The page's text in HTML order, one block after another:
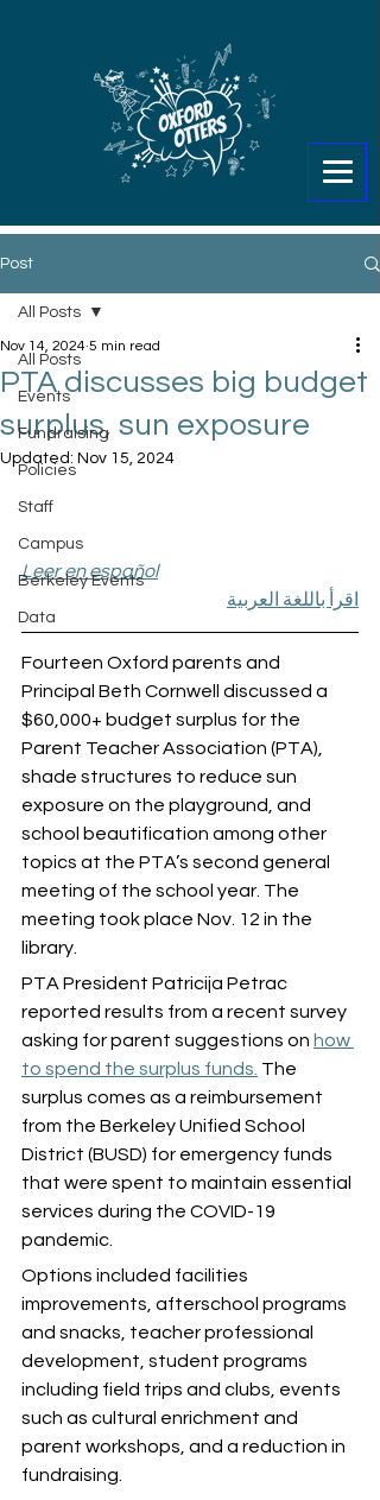
Post
All Posts
Events
Fundraising
Policies
Staff
Campus
Berkeley Events
Data
All Posts
PTA discusses big budget
surplus, sun exposure
Nov 14, 2024 5 min read
Updated: Nov 15, 2024
Leer en español
اقرأ باللغة العربية
Fourteen Oxford parents and
Principal Beth Cornwell discussed a
$60,000+ budget surplus for the
Parent Teacher Association (PTA),
shade structures to reduce sun
exposure on the playground, and
school beautification among other
topics at the PTA’s second general
meeting of the school year. The
meeting took place Nov. 12 in the
library.
PTA President Patricija Petrac
reported results from a recent survey
asking for parent suggestions on how
to spend the surplus funds. The
surplus comes as a reimbursement
from the Berkeley Unified School
District (BUSD) for emergency funds
that were spent to maintain essential
services during the COVID-19
pandemic.
Options included facilities
improvements, afterschool programs
and snacks, teacher professional
development, student programs
including field trips and clubs, events
such as cultural enrichment and
parent workshops, and a reduction in
fundraising.